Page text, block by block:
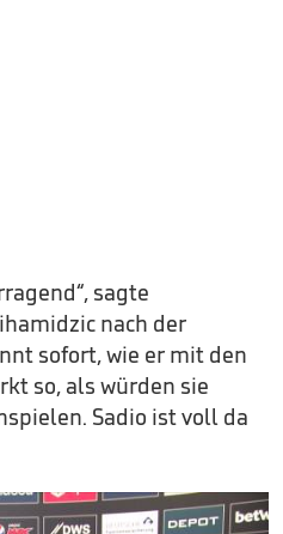
sagte
nach der
sofort, wie er mit den
so, als würden sie
Sadio ist voll da